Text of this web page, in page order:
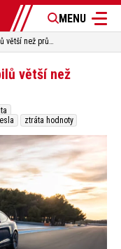
MENU
Ztráta hodnoty je u elektromobilů větší než průměr trhu
větší než
ztráta hodnoty